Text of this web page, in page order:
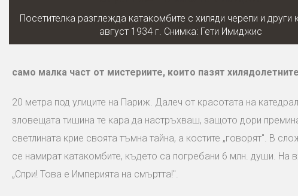
Посетителка разглежда катакомбите с хиляди черепи и други
август 1934 г. Снимкa: Гети Имиджис
само малка част от мистериите, които пазят
20 метра под улиците на Париж. Далеч от красотата на
зловещата тишина те кара да настръхваш, защото дори
светлината крие своята тъмна тайна, а костите „говорят". В
се намират катакомбите, където са погребани 6 млн. души. На
„Спри! Това е Империята на смъртта!".